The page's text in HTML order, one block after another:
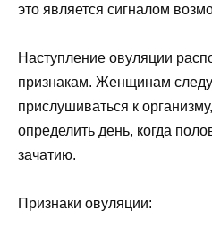
это является сигналом
Наступление овуляции
признакам. Женщинам
прислушиваться к
определить день, когда
зачатию.
Признаки овуляции: